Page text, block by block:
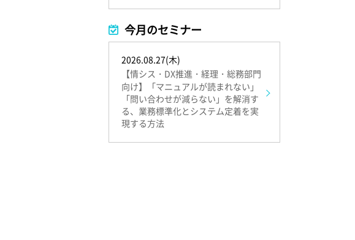
今月のセミナー
2026.08.27(木)
【情シス・DX推進・経理・総務部門
向け】「マニュアルが読まれない」
「問い合わせが減らない」を解消す
る、業務標準化とシステム定着を実
現する方法